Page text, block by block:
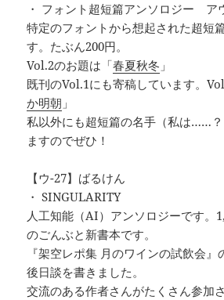
・ フォント超短篇アンソロジー
特定のフォントから想起された超短
す。たぶん200円。
Vol.2のお題は「春夏秋冬 」
既刊のVol.1にも寄稿しています。
か明朝 」
私以外にも超短篇の名手（私は……
ますのでぜひ！
【ウ-27】ばるけん
・ SINGULARITY
人工知能（AI）アンソロジーです。
のごんぶと新書本です。
『架空レポ集 月のワインの試飲会
後日談を書きました。
交流のある作者さんがたくさん参加